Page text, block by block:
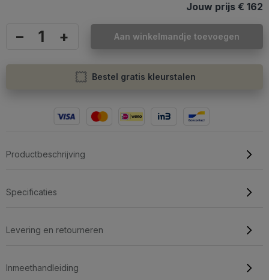
Jouw prijs € 162
– + Aan winkelmandje toevoegen
Bestel gratis kleurstalen
Productbeschrijving
Specificaties
Levering en retourneren
Inmeethandleiding